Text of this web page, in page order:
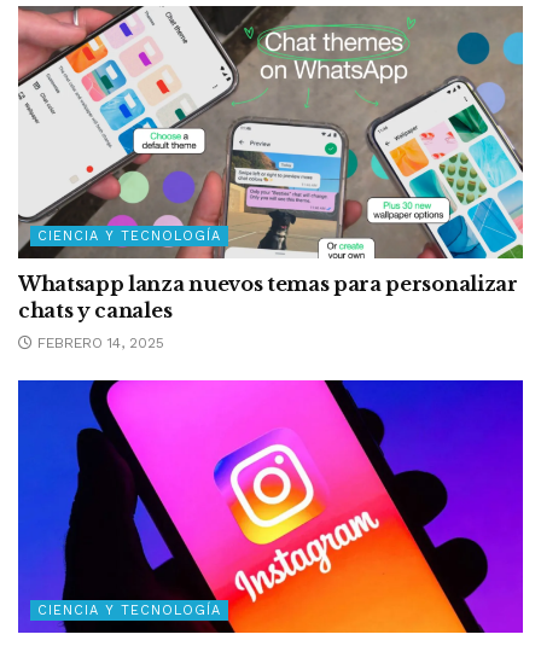
CIENCIA Y TECNOLOGÍA
Whatsapp lanza nuevos temas para personalizar
chats y canales
FEBRERO 14, 2025
CIENCIA Y TECNOLOGÍA